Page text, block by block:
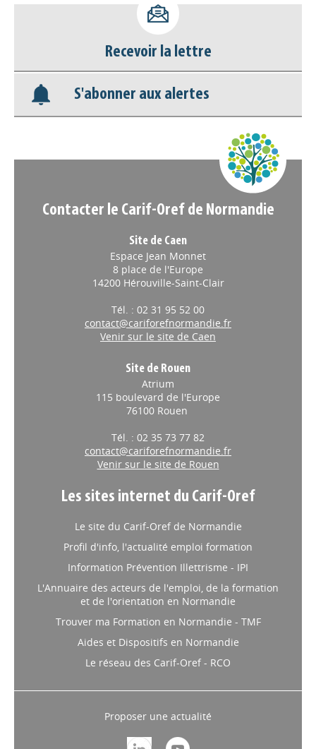
déconnecter)
Base documentaire
Nos veilles Scoop.it
Recevoir la lettre
S'abonner aux alertes
Contacter le Carif-Oref de Normandie
Site de Caen
Espace Jean Monnet
8 place de l'Europe
14200 Hérouville-Saint-Clair
Tél. : 02 31 95 52 00
contact@cariforefnormandie.fr
Venir sur le site de Caen
Site de Rouen
Atrium
115 boulevard de l'Europe
76100 Rouen
Tél. : 02 35 73 77 82
contact@cariforefnormandie.fr
Venir sur le site de Rouen
Les sites internet du Carif-Oref
Le site du Carif-Oref de Normandie
Profil d'info, l'actualité emploi formation
Information Prévention Illettrisme - IPI
L'Annuaire des acteurs de l'emploi, de la formation
et de l'orientation en Normandie
Trouver ma Formation en Normandie - TMF
Aides et Dispositifs en Normandie
Le réseau des Carif-Oref - RCO
Proposer une actualité